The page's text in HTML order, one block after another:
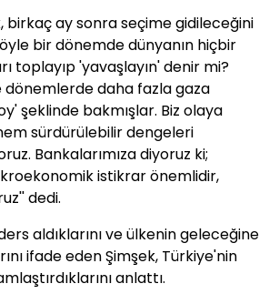
birkaç ay sonra seçime gidileceğini
bir dönemde dünyanın hiçbir
toplayıp 'yavaşlayın' denir mi?
dönemlerde daha fazla gaza
şeklinde bakmışlar. Biz olaya
sürdürülebilir dengeleri
Bankalarımıza diyoruz ki;
istikrar önemlidir,
dedi.
aldıklarını ve ülkenin geleceğine
ifade eden Şimşek, Türkiye'nin
anlattı.